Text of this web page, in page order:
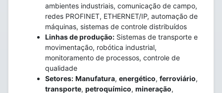
ambientes industriais, comunicação de campo,
redes PROFINET, ETHERNET/IP, automação de
máquinas, sistemas de controle distribuídos
Linhas de produção: Sistemas de transporte e
movimentação, robótica industrial,
monitoramento de processos, controle de
qualidade
Setores: Manufatura, energético, ferroviário,
transporte, petroquímico, mineração,